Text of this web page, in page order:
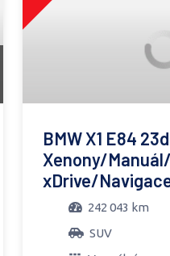
BMW X1 E84
Xenony/
xDrive/
242 043 km
SUV